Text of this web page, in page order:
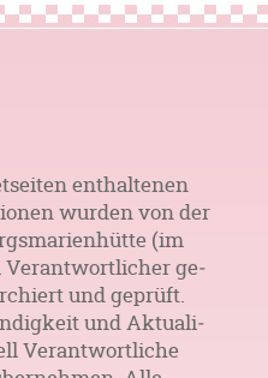
ent­haltenen
wur­den von der
(im
Verant­wort­licher ge­
und ge­prüft.
und Aktuali­
Verant­wort­liche